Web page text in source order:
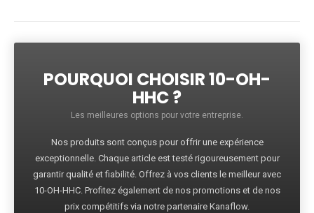
POURQUOI CHOISIR 10-OH-
HHC ?
Les meilleures options pour votre entreprise.
Nos produits sont conçus pour offrir une expérience
exceptionnelle. Chaque article est testé rigoureusement pour
garantir qualité et fiabilité. Offrez à vos clients le meilleur avec
10-OH-HHC. Profitez également de nos promotions et de nos
prix compétitifs via notre partenaire Kanaflow.